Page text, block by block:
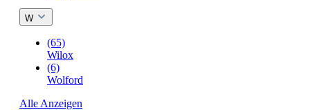
W
(65)
Wilox
(6)
Wolford
Alle Anzeigen